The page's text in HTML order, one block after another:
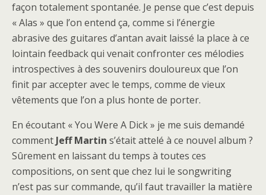
façon totalement spontanée. Je pense que c’est depuis
« Alas » que l’on entend ça, comme si l’énergie
abrasive des guitares d’antan avait laissé la place à ce
lointain feedback qui venait confronter ces mélodies
introspectives à des souvenirs douloureux que l’on
finit par accepter avec le temps, comme de vieux
vêtements que l’on a plus honte de porter.
En écoutant « You Were A Dick » je me suis demandé
comment Jeff Martin s’était attelé à ce nouvel album ?
Sûrement en laissant du temps à toutes ces
compositions, on sent que chez lui le songwriting
n’est pas sur commande, qu’il faut travailler la matière